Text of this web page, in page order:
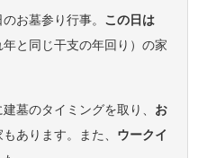
墓参り行事。 この日は
と同じ干支の年回り）の家
のタイミングを取り、 お
あります。また、 ウークイ